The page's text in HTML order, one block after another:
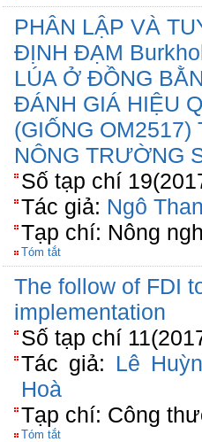
PHÂN LẬP VÀ
ĐỊNH ĐẠM
LÚA Ở ĐỒNG
ĐÁNH GIÁ HIỆU
(GIỐNG
NÔNG TRƯỜNG
Số tạp chí
Tác giả: Ngô
Tạp chí: Nông
Tóm tắt
The follow of FDI
implementation
Số tạp chí
Tác giả: Lê
Hoà
Tạp chí: Công
Tóm tắt